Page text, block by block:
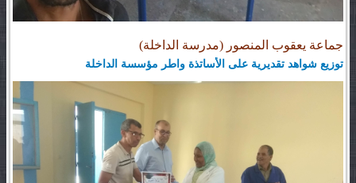
جماعة يعقوب المنصور (مدرسة الداخلة)
توزيع شواهد تقديرية على الأساتذة واطر مؤسسة الداخلة